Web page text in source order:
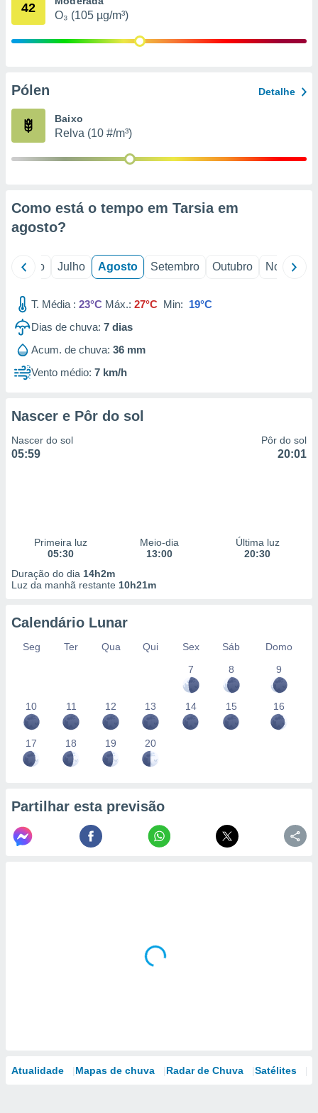
estudos
42
O₃ (105 µg/m³)
Pólen Detalhe
Baixo
Relva (10 #/m³)
Como está o tempo em Tarsia em
agosto?
Junho Julho Agosto Setembro Outubro Novembro
T. Média : 23°C Máx.: 27°C Min: 19°C
Dias de chuva: 7 dias
Acum. de chuva: 36 mm
Vento médio: 7 km/h
Nascer e Pôr do sol
Nascer do sol
05:59
Pôr do sol
20:01
Primeira luz
05:30
Meio-dia
13:00
Última luz
20:30
Duração do dia 14h2m
Luz da manhã restante 10h21m
Calendário Lunar
Seg Ter Qua Qui Sex Sáb
Domo
7
8 9
10 11 12 13 14 15 16
17 18 19 20
Partilhar esta previsão
Atualidade Mapas de chuva Radar de Chuva Satélites